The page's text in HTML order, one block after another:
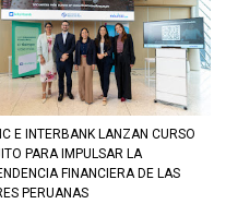
E INTERBANK LANZAN CURSO
PARA IMPULSAR LA
FINANCIERA DE LAS
PERUANAS